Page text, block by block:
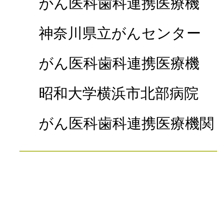
神奈川県立がんセンター
がん医科歯科連携医療機
昭和大学横浜市北部病院
がん医科歯科連携医療機関